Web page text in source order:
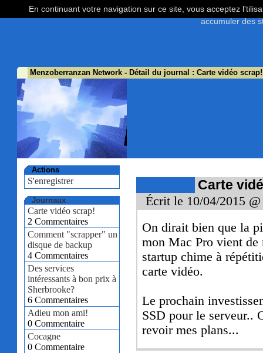
Menzoberranzan Network - Détail du journal : Carte vidéo scrap!
Actions
S'enregistrer
Journaux
Carte vidéo scrap!
2 Commentaires
Comment "scrapper" un
disque de backup
4 Commentaires
Des services
intéressants à bon prix à
Sherbrooke?
6 Commentaires
Adieu mon ami!
0 Commentaire
Cocagne
0 Commentaire
Carte
Écrit le 10/04/2015
On dirait bien que la
mon Mac Pro vient
startup chime à
carte vidéo.
Le prochain
SSD pour le serveur..
revoir mes plans...
En continuant votre navigation sur ce site, vous acceptez
accumuler des